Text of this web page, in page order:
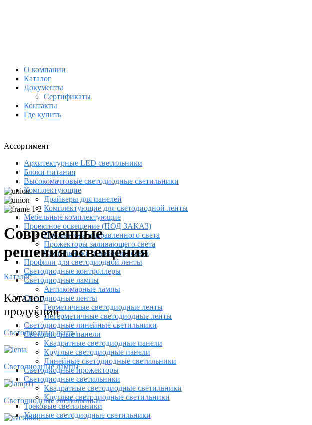
О компании
Каталог
Документы
Сертификаты
Контакты
Где купить
Ассортимент
Архитектурные LED светильники
Блоки питания
Высокомачтовые светодиодные светильники
Комплектующие
Драйверы для панелей
Комплектующие для светодиодной ленты
Мебельные комплектующие
Проектное освещение (ПОД ЗАКАЗ)
Прожектора направленного света
Прожекторы заливающего света
Светильники линейного света
Профили для светодиодной ленты
Светодиодные контроллеры
Светодиодные лампы
Антикомарные лампы
Светодиодные ленты
Гермeтичные светодиодные ленты
Негерметичные светодиодные ленты
Светодиодные линейные светильники
Светодиодные панели
Квадратные светодиодные панели
Круглые светодиодные панели
Линейные светодиодные светильники
Светодиодные прожекторы
Светодиодные светильники
Квадратные светодиодные светильники
Круглые светодиодные светильники
Трековые светильники
Уличные светодиодные светильники
Современные
решения освещения
Каталог
Каталог
продукции
Светодиодные ленты
Светодиодные лампы
Светодиодные светильники